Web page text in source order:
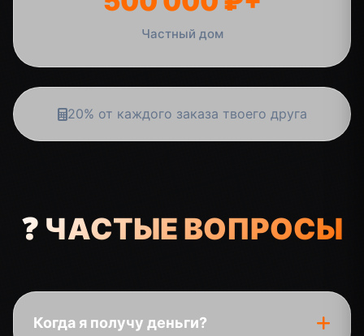
Частный дом
20% от каждого заказа твоего друга
❓ ЧАСТЫЕ ВОПРОСЫ
Когда я получу деньги?